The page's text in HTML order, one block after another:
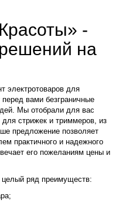
-
на
электротоваров для
вами безграничные
Мы отобрали для вас
стрижек и триммеров, из
предложение позволяет
практичного и надежного
его пожеланиям цены и
целый ряд преимуществ: